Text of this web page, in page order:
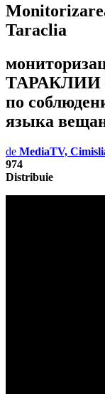
Taraclia
ТАРАКЛИИ
по
языка
de MediaTV,
974
Distribuie